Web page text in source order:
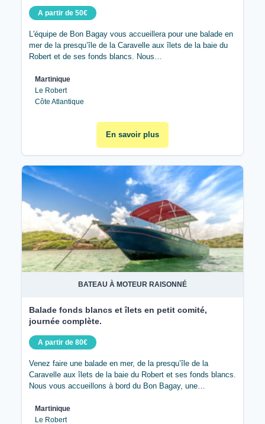
A partir de 50€
L'équipe de Bon Bagay vous accueillera pour une balade en
mer de la presqu’île de la Caravelle aux îlets de la baie du
Robert et de ses fonds blancs. Nous…
Martinique
Le Robert
Côte Atlantique
En savoir plus
BATEAU À MOTEUR RAISONNÉ
Balade fonds blancs et îlets en petit comité,
journée complète.
A partir de 80€
Venez faire une balade en mer, de la presqu’île de la
Caravelle aux îlets de la baie du Robert et ses fonds blancs.
Nous vous accueillons à bord du Bon Bagay, une…
Martinique
Le Robert